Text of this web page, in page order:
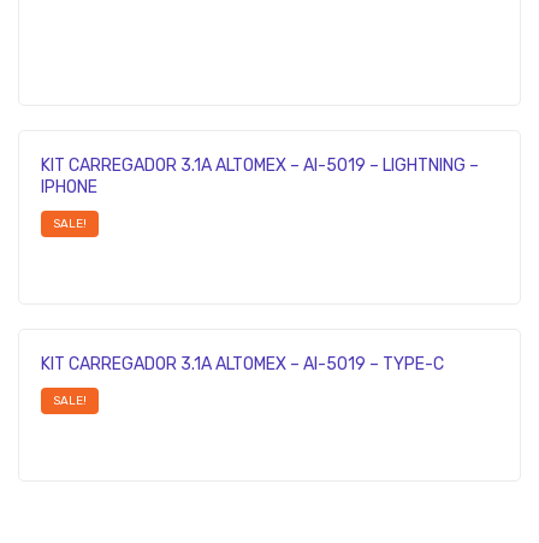
KIT CARREGADOR 3.1A ALTOMEX – Al-5019 – LIGHTNING –
IPHONE
SALE!
KIT CARREGADOR 3.1A ALTOMEX – Al-5019 – TYPE-C
SALE!